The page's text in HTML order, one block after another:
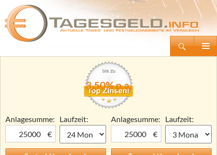
Tagesgeld.info – Tagesgeldkonten vergleichen und Tagesgeld-Zinsen berechnen
Zum
3,50% p.a.
Anlagesumme:
€
Laufzeit:
Anlagesumme:
€
Laufzeit: